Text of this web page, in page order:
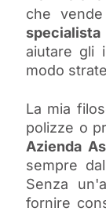
che
aiutare gli
modo
La mia
polizze o
Azienda
sempre
Senza
fornire